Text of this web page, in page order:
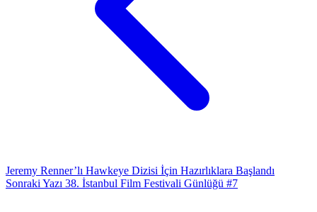
Jeremy Renner’lı Hawkeye Dizisi İçin Hazırlıklara Başlandı
Sonraki Yazı 38. İstanbul Film Festivali Günlüğü #7